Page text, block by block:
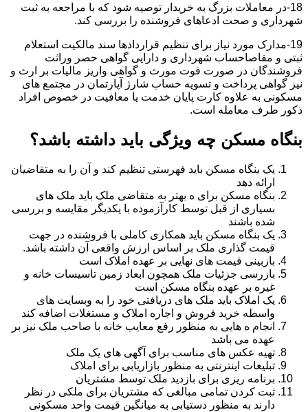
18-در معاملات بزرگ به خریدار توصیه شود که با مراجعه به ثبت
شهرداری و صحت ادعاهای فروشنده را بررسی کند.
19-مدارک مورد نیاز برای تنظیم قراردادها سند مالکیت استعلام
ثبتی و مفاصاحساب شهرداری و دارایی گواهی حصر وراثت
فروشندگان در صورت فوت مورث و گواهی واریز مالیات بر ارث و
نیز گواهی پرداخت و تسویه حساب شارژ آپارتمان در مجتمع های
مسکونی به علاوه کارت پایان خدمت یا معافیت در خصوص افراد
ذکور طرف معامله است.
بنگاه مسکن چه ویژگی باید داشته باشد؟
یک بنگاه مسکن باید فهرستی تنظیم کند و آن را به متقاضیان
ارائه دهد
بنگاه مسکن برای ه بهتر به متقاضی ملک باید ملک های
بسیاری از قبل توسط کارآزموده با یکدیگر مقایسه و بررسی
شده باشند
یک بنگاه مسکن باید همکاری کاملی با فروشنده در جهت
قیمت گذاری ملک بر اساس ارزش واقعی آن داشته باشد.
بازبینی قیمت های نهایی بر عهده املاک است
بازرسی جزئیات ملک همچون ابعاد زمین تاسیسات خانه و
غیره بر عهده بنگاه مسکن است
یک املاک باید ملک های دریافتی خود را به وبسایت های
واسطه خرید فروش و اجاره املاک و مستغلات اضافه کند
انجام ه هایی به منظور رفع معایب خانه با صاحب ملک نیز بر
عهده می باشد
تهیه عکس های مناسب برای آگهی های یک ملک
تبلیغات اینترنتی به منظور بازاریابی برای املاک
برنامه ریزی برای بازدید ملک توسط مشتریان
ثبت کردن تمامی مبالغی که مشتریان برای ملکی در نظر
دارند به منظور دستیابی به میانگین قیمت واحد مسکونی